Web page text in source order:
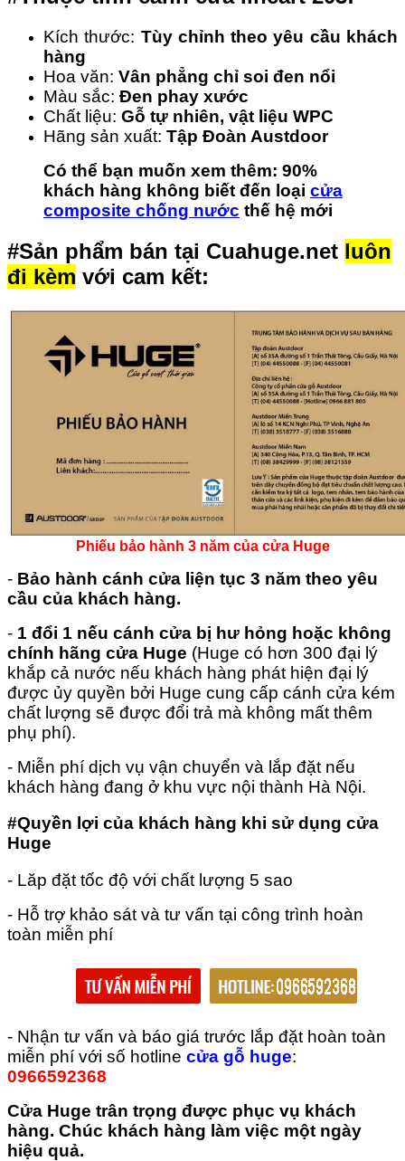
Kích thước: Tùy chỉnh theo yêu cầu khách
hàng
Hoa văn: Vân phẳng chỉ soi đen nổi
Màu sắc: Đen phay xước
Chất liệu: Gỗ tự nhiên, vật liệu WPC
Hãng sản xuất: Tập Đoàn Austdoor
Có thể bạn muốn xem thêm: 90%
khách hàng không biết đến loại cửa
composite chống nước thế hệ mới
#Sản phẩm bán tại Cuahuge.net luôn
đi kèm với cam kết:
Phiếu bảo hành 3 năm của cửa Huge
- Bảo hành cánh cửa liện tục 3 năm theo yêu
cầu của khách hàng.
- 1 đổi 1 nếu cánh cửa bị hư hỏng hoặc không
chính hãng cửa Huge (Huge có hơn 300 đại lý
khắp cả nước nếu khách hàng phát hiện đại lý
được ủy quyền bởi Huge cung cấp cánh cửa kém
chất lượng sẽ được đổi trả mà không mất thêm
phụ phí).
- Miễn phí dịch vụ vận chuyển và lắp đặt nếu
khách hàng đang ở khu vực nội thành Hà Nội.
#Quyền lợi của khách hàng khi sử dụng cửa
Huge
- Lăp đặt tốc độ với chất lượng 5 sao
- Hỗ trợ khảo sát và tư vấn tại công trình hoàn
toàn miễn phí
- Nhận tư vấn và báo giá trước lắp đặt hoàn toàn
miễn phí với số hotline cửa gỗ huge:
0966592368
Cửa Huge trân trọng được phục vụ khách
hàng. Chúc khách hàng làm việc một ngày
hiệu quả.